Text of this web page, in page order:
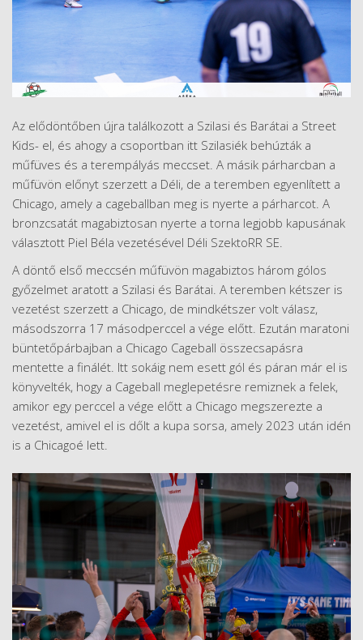
Az elődöntőben újra találkozott a Szilasi és Barátai a Street
Kids- el, és ahogy a csoportban itt Szilasiék behúzták a
műfüves és a terempályás meccset. A másik párharcban a
műfüvön előnyt szerzett a Déli, de a teremben egyenlített a
Chicago, amely a cageballban meg is nyerte a párharcot. A
bronzcsatát magabiztosan nyerte a torna legjobb kapusának
választott Piel Béla vezetésével Déli SzektoRR SE.
A döntő első meccsén műfüvön magabiztos három gólos
győzelmet aratott a Szilasi és Barátai. A teremben kétszer is
vezetést szerzett a Chicago, de mindkétszer volt válasz,
másodszorra 17 másodperccel a vége előtt. Ezután maratoni
büntetőpárbajban a Chicago Cageball összecsapásra
mentette a finálét. Itt sokáig nem esett gól és páran már el is
könyvelték, hogy a Cageball meglepetésre remiznek a felek,
amikor egy perccel a vége előtt a Chicago megszerezte a
vezetést, amivel el is dőlt a kupa sorsa, amely 2023 után idén
is a Chicagoé lett.